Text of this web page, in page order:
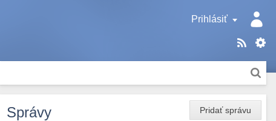
Prihlásiť
Pridať správu
Správy